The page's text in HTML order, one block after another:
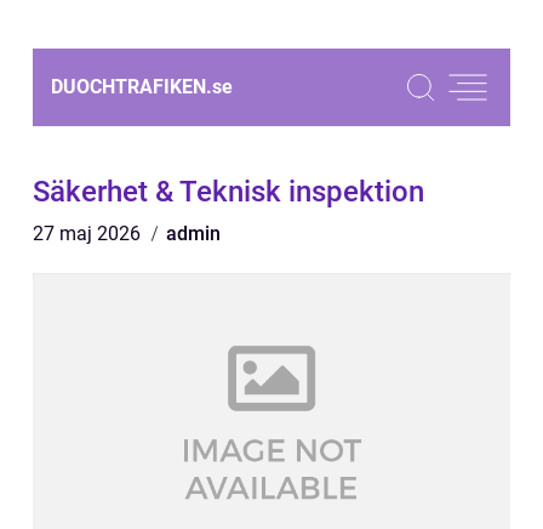
DUOCHTRAFIKEN.se
Säkerhet & Teknisk inspektion
27 maj 2026 admin